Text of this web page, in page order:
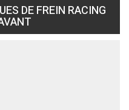
DE FREIN RACING